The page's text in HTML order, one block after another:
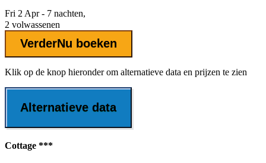
Fri 2 Apr - 7 nachten,
2 volwassenen
VerderNu boeken
Klik op de knop hieronder om alternatieve data en prijzen te zien
Alternatieve data
Cottage ***